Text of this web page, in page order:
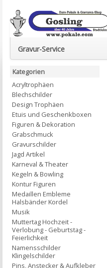
Euro-Pokale & Gravur-
Gravur-Service
Kategorien
Acryltrophäen
Blechschilder
Design Trophäen
Etuis und Geschenkboxen
Figuren & Dekoration
Grabschmuck
Gravurschilder
Jagd Artikel
Karneval & Theater
Kegeln & Bowling
Kontur Figuren
Medaillen Embleme
Halsbänder Kordel
Musik
Muttertag Hochzeit -
Verlobung - Geburtstag -
Feierlichkeit
Namensschilder
Klingelschilder
Pins, Anstecker & Aufkleber